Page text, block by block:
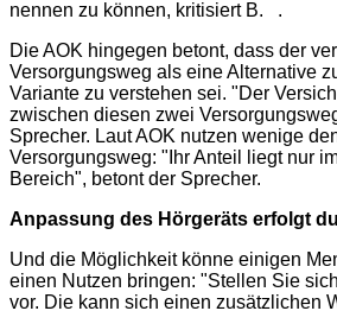
nennen zu können, kritisiert B. .
Die AOK hingegen betont, dass der
Versorgungsweg als eine Alternative
Variante zu verstehen sei. "Der
zwischen diesen zwei
Sprecher. Laut AOK nutzen wenige
Versorgungsweg: "Ihr Anteil liegt nur
Bereich", betont der Sprecher.
Anpassung des Hörgeräts erfolgt
Und die Möglichkeit könne einigen
einen Nutzen bringen: "Stellen Sie
vor. Die kann sich einen zusätzlichen